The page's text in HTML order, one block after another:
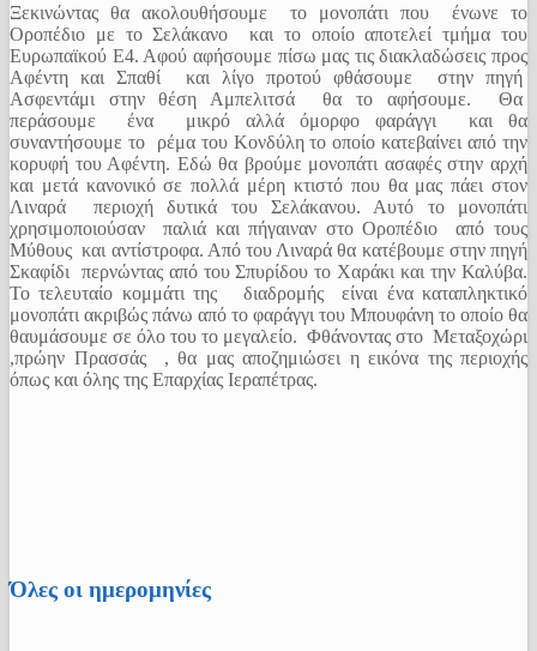
Ξεκινώντας θα ακολουθήσουμε το μονοπάτι που ένωνε το
Οροπέδιο με το Σελάκανο και το οποίο αποτελεί τμήμα του
Ευρωπαϊκού Ε4. Αφού αφήσουμε πίσω μας τις διακλαδώσεις προς
Αφέντη και Σπαθί και λίγο προτού φθάσουμε στην πηγή
Ασφεντάμι στην θέση Αμπελιτσά θα το αφήσουμε. Θα
περάσουμε ένα μικρό αλλά όμορφο φαράγγι και θα
συναντήσουμε το ρέμα του Κονδύλη το οποίο κατεβαίνει από την
κορυφή του Αφέντη. Εδώ θα βρούμε μονοπάτι ασαφές στην αρχή
και μετά κανονικό σε πολλά μέρη κτιστό που θα μας πάει στον
Λιναρά περιοχή δυτικά του Σελάκανου. Αυτό το μονοπάτι
χρησιμοποιούσαν παλιά και πήγαιναν στο Οροπέδιο από τους
Μύθους και αντίστροφα. Από του Λιναρά θα κατέβουμε στην πηγή
Σκαφίδι περνώντας από του Σπυρίδου το Χαράκι και την Καλύβα.
Το τελευταίο κομμάτι της διαδρομής είναι ένα καταπληκτικό
μονοπάτι ακριβώς πάνω από το φαράγγι του Μπουφάνη το οποίο θα
θαυμάσουμε σε όλο του το μεγαλείο. Φθάνοντας στο Μεταξοχώρι
,πρώην Πρασσάς , θα μας αποζημιώσει η εικόνα της περιοχής
όπως και όλης της Επαρχίας Ιεραπέτρας.
Όλες οι ημερομηνίες